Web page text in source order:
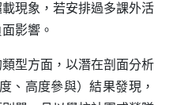
現象，若安排過多課外活
影響。
方面，以潛在剖面分析
、高度參與）結果發現，